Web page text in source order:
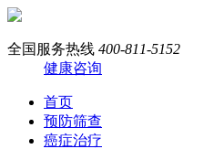
全国服务热线 400-811-5152
健康咨询
首页
预防筛查
癌症治疗